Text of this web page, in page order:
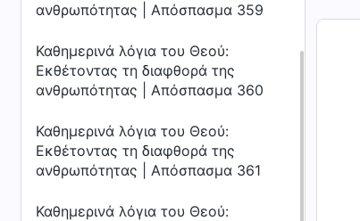
ανθρωπότητας | Απόσπασμα 359
Καθημερινά λόγια του Θεού:
Εκθέτοντας τη διαφθορά της
ανθρωπότητας | Απόσπασμα 360
Καθημερινά λόγια του Θεού:
Εκθέτοντας τη διαφθορά της
ανθρωπότητας | Απόσπασμα 361
Καθημερινά λόγια του Θεού: